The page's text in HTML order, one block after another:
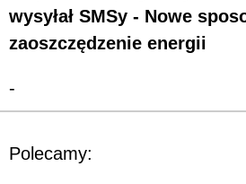
wysyłał SMSy - Nowe
zaoszczędzenie energii
-
Polecamy: